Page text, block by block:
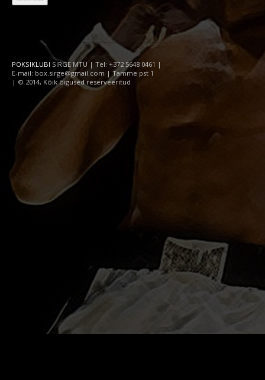
POKSIKLUBI SIRGE MTÜ | Tel: +372 5648 0461 |
E-mail: box.sirge@gmail.com | Tamme pst 1
| © 2014, Kõik õigused reserveeritud